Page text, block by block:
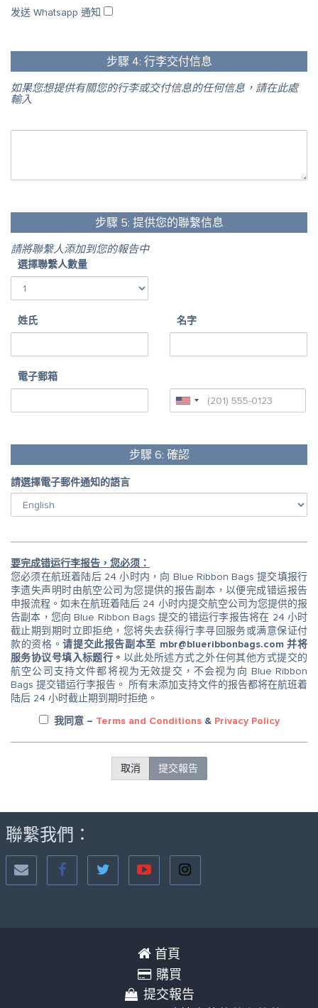
发送 Whatsapp 通知
步驟 4: 行李交付信息
如果您想提供有關您的行李或交付信息的任何信息，請在此處
輸入
步驟 5: 提供您的聯繫信息
請將聯繫人添加到您的報告中
選擇聯繫人數量
姓氏 名字
電子郵箱
步驟 6: 確認
請選擇電子郵件通知的語言
要完成错运行李报告，您必须：
您必须在航班着陆后 24 小时内，向 Blue Ribbon Bags 提交填报行
李遗失声明时由航空公司为您提供的报告副本，以便完成错运报告
申报流程。如未在航班着陆后 24 小时内提交航空公司为您提供的报
告副本，您向 Blue Ribbon Bags 提交的错运行李报告将在 24 小时
截止期到期时立即拒绝，您将失去获得行李寻回服务或满意保证付
款的资格。请提交此报告副本至 mbr@blueribbonbags.com 并将
服务协议号填入标题行。 以此处所述方式之外任何其他方式提交的
航空公司支持文件都将视为无效提交，不会视为向 Blue Ribbon
Bags 提交错运行李报告。 所有未添加支持文件的报告都将在航班着
陆后 24 小时截止期到期时拒绝。
我同意 – Terms and Conditions& Privacy Policy
取消 提交報告
聯繫我們：
首頁
購買
提交報告